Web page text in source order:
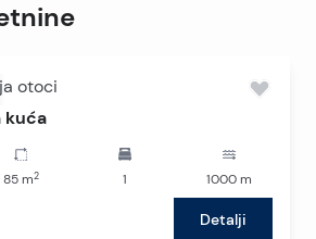
otoci
kuća
85m2 1 1000 m
Detalji